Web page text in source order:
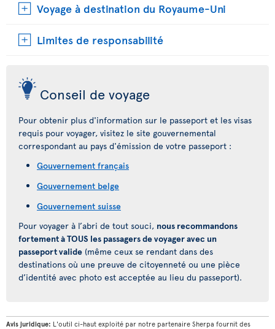
Voyage à destination du Royaume-Uni
Limites de responsabilité
Conseil de voyage
Pour obtenir plus d'information sur le passeport et les visas
requis pour voyager, visitez le site gouvernemental
correspondant au pays d'émission de votre passeport :
Gouvernement français
Gouvernement belge
Gouvernement suisse
Pour voyager à l’abri de tout souci, nous recommandons
fortement à TOUS les passagers de voyager avec un
passeport valide (même ceux se rendant dans des
destinations où une preuve de citoyenneté ou une pièce
d’identité avec photo est acceptée au lieu du passeport).
Avis juridique: L'outil ci-haut exploité par notre partenaire Sherpa fournit des